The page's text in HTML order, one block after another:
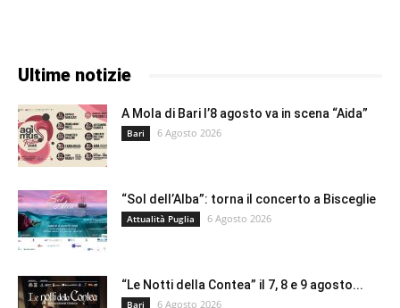
Ultime notizie
A Mola di Bari l’8 agosto va in scena “Aida”
Bari 6 Agosto 2026
“Sol dell’Alba”: torna il concerto a Bisceglie
Attualità Puglia 6 Agosto 2026
“Le Notti della Contea” il 7, 8 e 9 agosto...
Bari 6 Agosto 2026